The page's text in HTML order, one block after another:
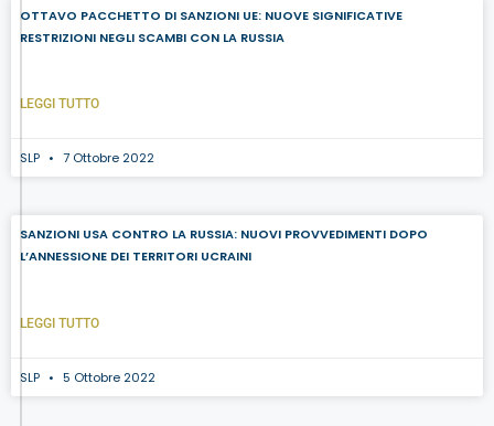
OTTAVO PACCHETTO DI SANZIONI UE: NUOVE SIGNIFICATIVE
RESTRIZIONI NEGLI SCAMBI CON LA RUSSIA
LEGGI TUTTO
SLP 7 Ottobre 2022
SANZIONI USA CONTRO LA RUSSIA: NUOVI PROVVEDIMENTI DOPO
L’ANNESSIONE DEI TERRITORI UCRAINI
LEGGI TUTTO
SLP 5 Ottobre 2022